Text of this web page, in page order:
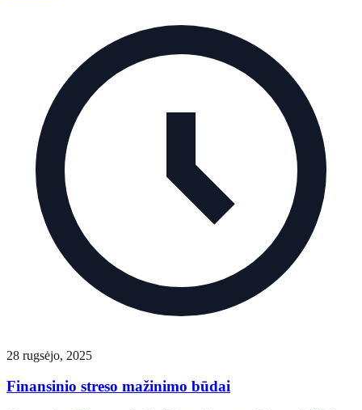
28 rugsėjo, 2025
Finansinio streso mažinimo būdai